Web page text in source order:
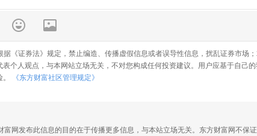
据《证券法》规定，禁止编造、传播虚假信息或者误导性信息，扰乱证券市场
表个人观点，与本网站立场无关，不对您构成任何投资建议。用户应基于自己
《东方财富社区管理规定》
富网发布此信息的目的在于传播更多信息，与本站立场无关。东方财富网不